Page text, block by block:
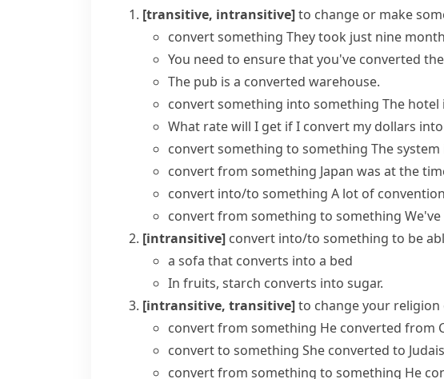
[transitive, intransitive]to change or make
convert something They took just nine
You need to ensure that you've converted
The pub is a converted warehouse.
convert something into something The hotel
What rate will I get if I convert my dollars
convert something to something The
convert from something Japan was at the
convert into/to something A lot of
convert from something to something
[intransitive] convert into/to something to be
a sofa that converts into a bed
In fruits, starch converts into sugar.
[intransitive, transitive]to change your
convert from something He converted from
convert to something She converted to
convert from something to something He